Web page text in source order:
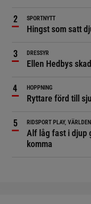
SPORTNYTT
Hingst som satt
DRESSYR
Ellen Hedbys
HOPPNING
Ryttare förd till
RIDSPORT PLAY, VÄRLDEN
Alf låg fast i djup
komma